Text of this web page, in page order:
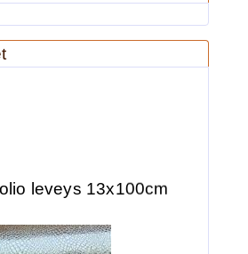
leveys 13x100cm